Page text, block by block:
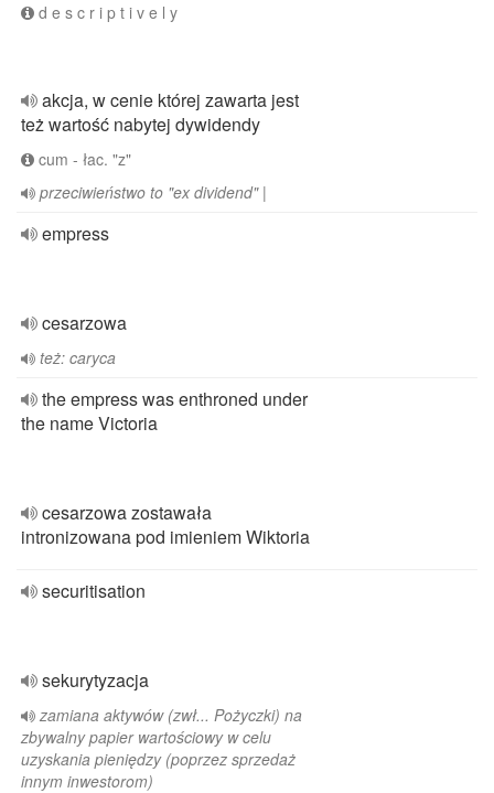
d e s c r i p t i v e l y
akcja, w cenie której zawarta jest
też wartość nabytej dywidendy
cum - łac. "z"
przeciwieństwo to "ex dividend" |
empress
cesarzowa
też: caryca
the empress was enthroned under
the name Victoria
cesarzowa zostawała
intronizowana pod imieniem Wiktoria
securitisation
sekurytyzacja
zamiana aktywów (zwł... Pożyczki) na
zbywalny papier wartościowy w celu
uzyskania pieniędzy (poprzez sprzedaż
innym inwestorom)